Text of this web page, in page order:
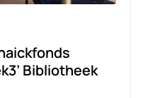
Bibliotheek